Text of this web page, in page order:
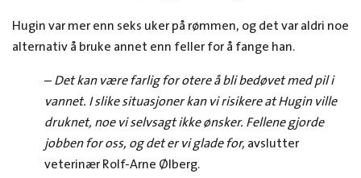
Hugin var mer enn seks uker på rømmen, og det var aldri noe
alternativ å bruke annet enn feller for å fange han.
– Det kan være farlig for otere å bli bedøvet med pil i
vannet. I slike situasjoner kan vi risikere at Hugin ville
druknet, noe vi selvsagt ikke ønsker. Fellene gjorde
jobben for oss, og det er vi glade for, avslutter
veterinær Rolf-Arne Ølberg.